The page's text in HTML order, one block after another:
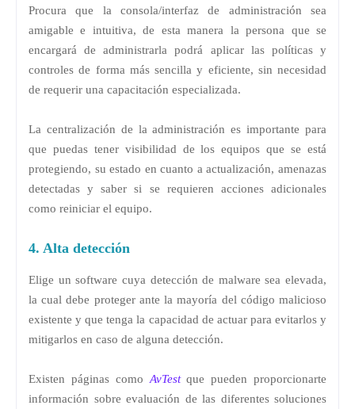
Procura que la consola/interfaz de administración sea
amigable e intuitiva, de esta manera la persona que se
encargará de administrarla podrá aplicar las políticas y
controles de forma más sencilla y eficiente, sin necesidad
de requerir una capacitación especializada.
La centralización de la administración es importante para
que puedas tener visibilidad de los equipos que se está
protegiendo, su estado en cuanto a actualización, amenazas
detectadas y saber si se requieren acciones adicionales
como reiniciar el equipo.
4. Alta detección
Elige un software cuya detección de malware sea elevada,
la cual debe proteger ante la mayoría del código malicioso
existente y que tenga la capacidad de actuar para evitarlos y
mitigarlos en caso de alguna detección.
Existen páginas comoAvTestque pueden proporcionarte
información sobre evaluación de las diferentes soluciones